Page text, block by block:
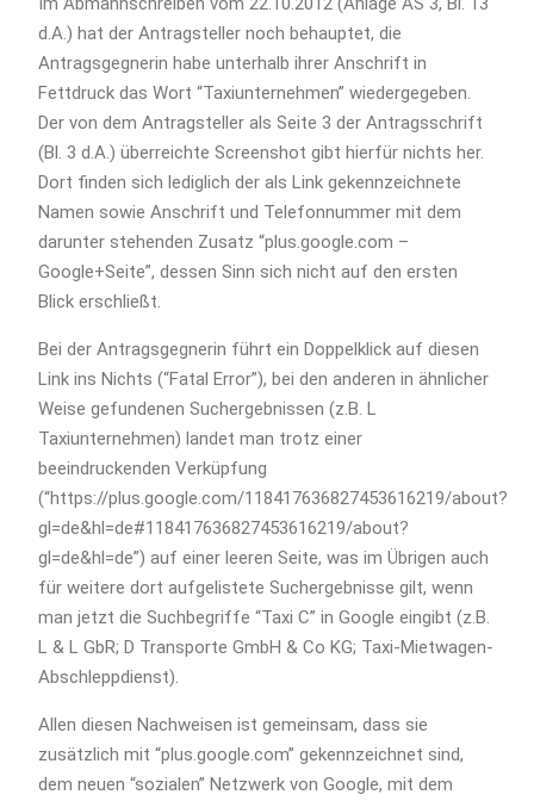
d.A.) hat der Antragsteller noch behauptet, die
Antragsgegnerin habe unterhalb ihrer Anschrift in
Fettdruck das Wort “Taxiunternehmen” wiedergegeben.
Der von dem Antragsteller als Seite 3 der Antragsschrift
(Bl. 3 d.A.) überreichte Screenshot gibt hierfür nichts her.
Dort finden sich lediglich der als Link gekennzeichnete
Namen sowie Anschrift und Telefonnummer mit dem
darunter stehenden Zusatz “plus.google.com –
Google+Seite”, dessen Sinn sich nicht auf den ersten
Blick erschließt.
Bei der Antragsgegnerin führt ein Doppelklick auf diesen
Link ins Nichts (“Fatal Error”), bei den anderen in ähnlicher
Weise gefundenen Suchergebnissen (z.B. L
Taxiunternehmen) landet man trotz einer
beeindruckenden Verküpfung
(“https://plus.google.com/118417636827453616219/about?
gl=de&hl=de#118417636827453616219/about?
gl=de&hl=de”) auf einer leeren Seite, was im Übrigen auch
für weitere dort aufgelistete Suchergebnisse gilt, wenn
man jetzt die Suchbegriffe “Taxi C” in Google eingibt (z.B.
L & L GbR; D Transporte GmbH & Co KG; Taxi-Mietwagen-
Abschleppdienst).
Allen diesen Nachweisen ist gemeinsam, dass sie
zusätzlich mit “plus.google.com” gekennzeichnet sind,
dem neuen “sozialen” Netzwerk von Google, mit dem